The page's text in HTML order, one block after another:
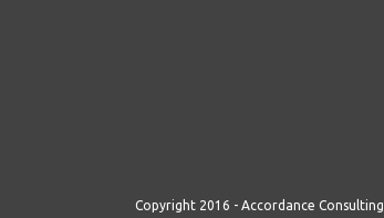
Copyright 2016 - Accordance Consulting